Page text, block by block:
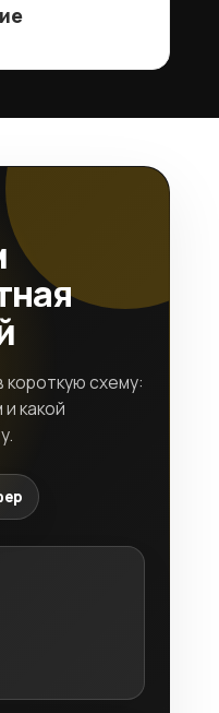
схему:
какой